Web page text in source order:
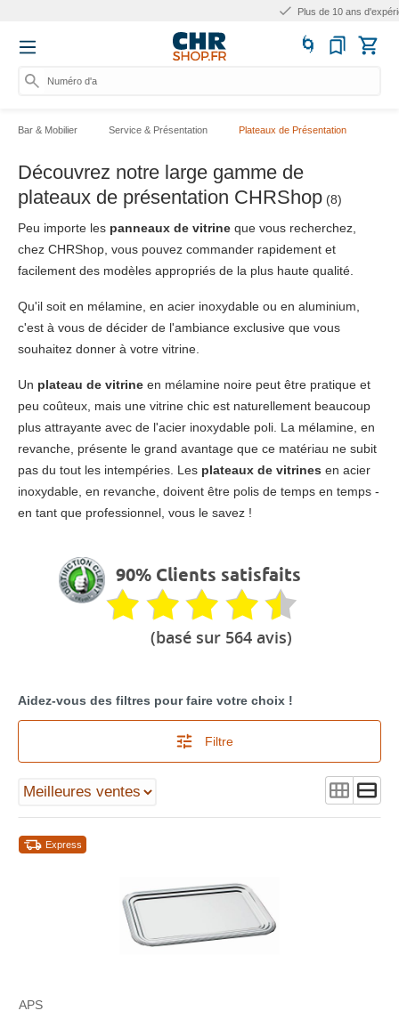
Numéro d'articl
Bar & Mobilier Service & Présentation Plateaux de Présentation
Découvrez notre large gamme de
plateaux de présentation CHRShop (8)
Peu importe les panneaux de vitrine que vous recherchez,
chez CHRShop, vous pouvez commander rapidement et
facilement des modèles appropriés de la plus haute qualité.
Qu'il soit en mélamine, en acier inoxydable ou en aluminium,
c'est à vous de décider de l'ambiance exclusive que vous
souhaitez donner à votre vitrine.
Un plateau de vitrine en mélamine noire peut être pratique et
peu coûteux, mais une vitrine chic est naturellement beaucoup
plus attrayante avec de l'acier inoxydable poli. La mélamine, en
revanche, présente le grand avantage que ce matériau ne subit
pas du tout les intempéries. Les plateaux de vitrines en acier
inoxydable, en revanche, doivent être polis de temps en temps -
en tant que professionnel, vous le savez !
90% Clients satisfaits
(basé sur 564 avis)
Aidez-vous des filtres pour faire votre choix !
Filtre
Express
APS